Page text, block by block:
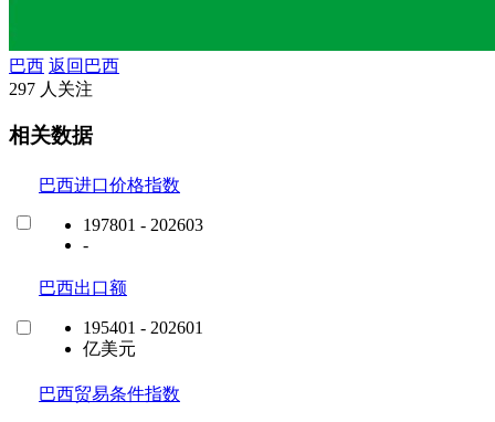
巴西 返回巴西
297 人关注
相关数据
巴西进口价格指数
197801 - 202603
-
巴西出口额
195401 - 202601
亿美元
巴西贸易条件指数